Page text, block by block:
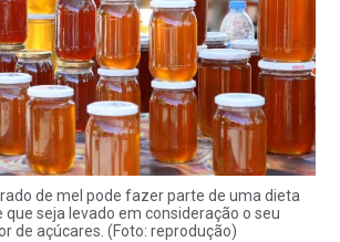
de mel pode fazer parte de uma dieta
que seja levado em consideração o seu
de açúcares. (Foto: reprodução)